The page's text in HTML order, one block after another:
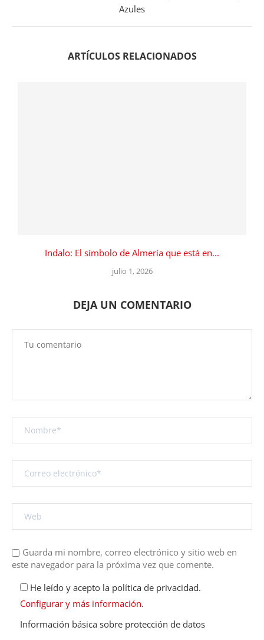
Azules
ARTÍCULOS RELACIONADOS
Indalo: El símbolo de Almería que está en...
julio 1, 2026
DEJA UN COMENTARIO
Guarda mi nombre, correo electrónico y sitio web en
este navegador para la próxima vez que comente.
He leído y acepto la política de privacidad.
Configurar y más información.
Información básica sobre protección de datos